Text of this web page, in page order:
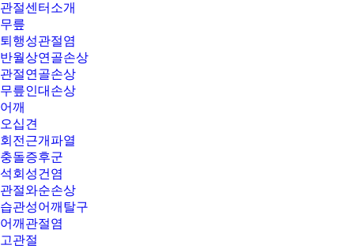
관절센터소개
무릎
퇴행성관절염
반월상연골손상
관절연골손상
무릎인대손상
어깨
오십견
회전근개파열
충돌증후군
석회성건염
관절와순손상
습관성어깨탈구
어깨관절염
고관절